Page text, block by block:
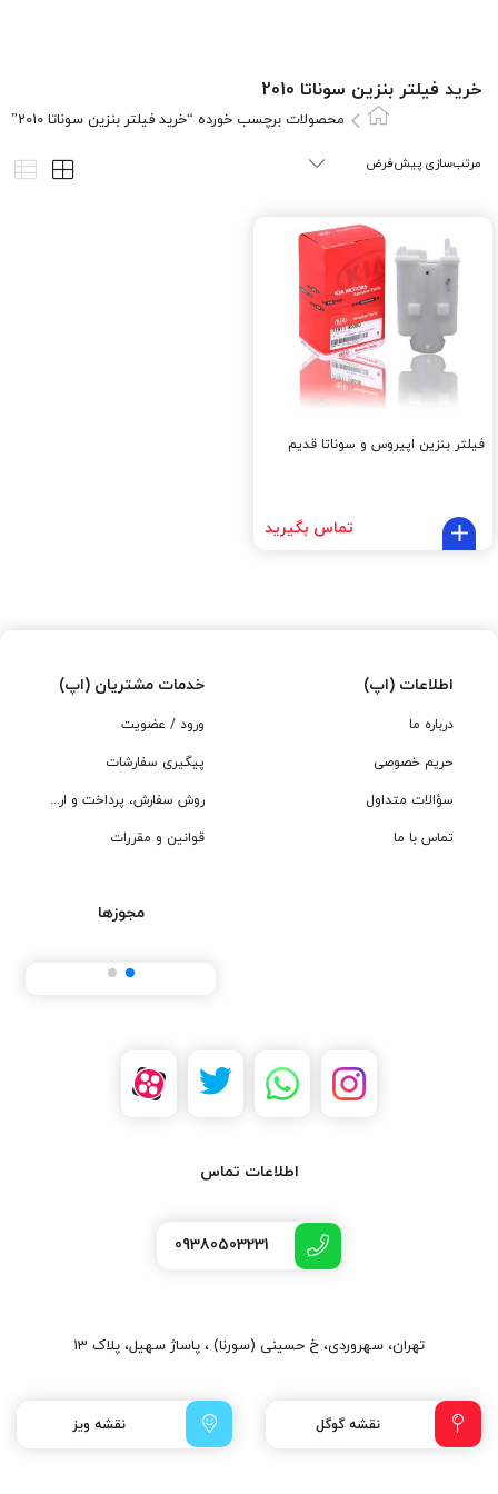
خرید فیلتر بنزین سوناتا 2010
محصولات برچسب خورده “خرید فیلتر بنزین سوناتا 2010”
فیلتر بنزین اپیروس و سوناتا قدیم
تماس بگیرید
اطلاعات (اپ)
درباره ما
حریم خصوصی
سؤالات متداول
تماس با ما
خدمات مشتریان (اپ)
ورود / عضویت
پیگیری سفارشات
روش سفارش، پرداخت و ارسال
قوانین و مقررات
مجوزها
اطلاعات تماس
09380503231
تهران، سهروردی، خ حسینی (سورنا) ، پاساژ سهیل، پلاک 13
نقشه گوگل نقشه ویز